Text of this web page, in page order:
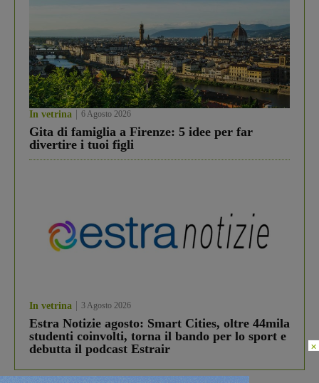
In vetrina 6 Agosto 2026
Gita di famiglia a Firenze: 5 idee per far
divertire i tuoi figli
In vetrina 3 Agosto 2026
Estra Notizie agosto: Smart Cities, oltre 44mila
studenti coinvolti, torna il bando per lo sport e
debutta il podcast Estrair
×